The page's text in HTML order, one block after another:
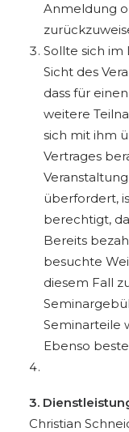
Anmeldung
Sollte sich im
Sicht des
dass für
weitere
sich mit ihm
Vertrages
überfordert,
berechtigt,
Bereits
besuchte
diesem Fall
Seminarteile
Ebenso
3.
Christian